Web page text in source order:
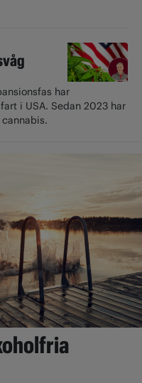
har
i USA. Sedan 2023 har